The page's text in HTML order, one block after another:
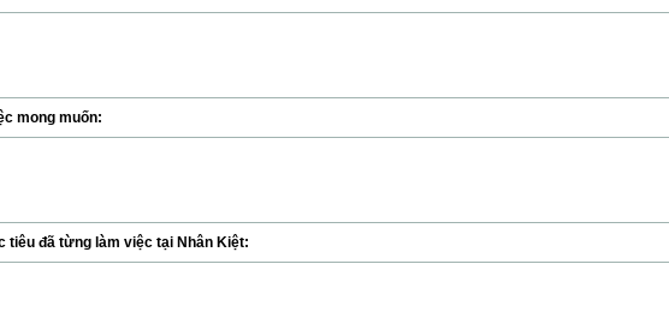
mong muốn:
tiêu đã từng làm việc tại Nhân Kiệt: